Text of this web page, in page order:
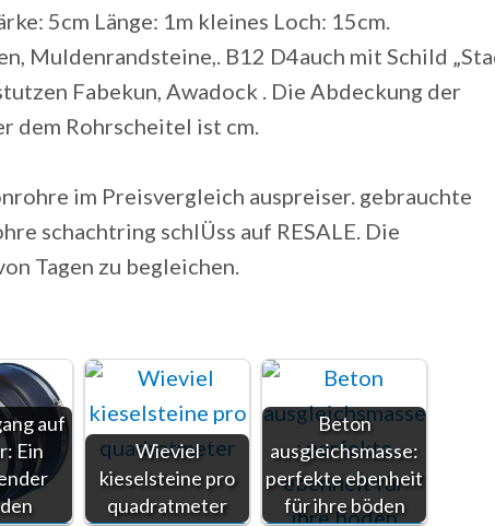
5cm Länge: 1m kleines Loch: 15cm.
Muldenrandsteine,. B12 D4auch mit Schild
Fabekun, Awadock . Die Abdeckung der
dem Rohrscheitel ist cm.
im Preisvergleich auspreiser. gebrauchte
schachtring schlÜss auf RESALE. Die
Tagen zu begleichen.
auf
Ein
Wieviel
kieselsteine pro
quadratmeter
Beton
ausgleichsmasse:
perfekte ebenheit
für ihre böden